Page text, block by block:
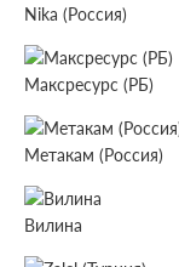
Nika (Россия)
Максресурс (РБ)
Метакам (Россия)
Вилина